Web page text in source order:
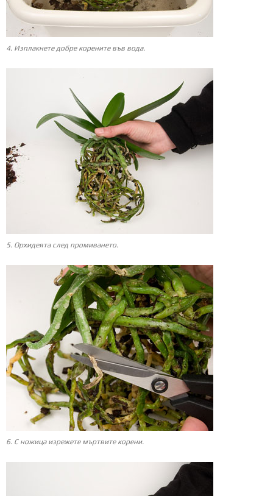
4. Изплакнете добре корените във вода.
5. Орхидеята след промиването.
6. С ножица изрежете мъртвите корени.